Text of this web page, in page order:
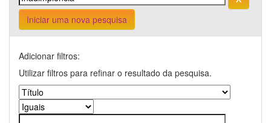
Iniciar uma nova pesquisa
Adicionar filtros:
Utilizar filtros para refinar o resultado da pesquisa.